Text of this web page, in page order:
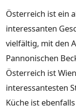
Österreich ist ein
interessanten
vielfältig, mit den
Pannonischen
Österreich ist
interessantesten
Küche ist